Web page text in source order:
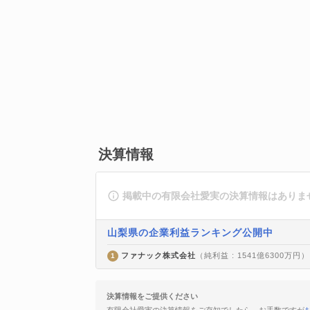
決算情報
掲載中の有限会社愛実の決算情報はありま
山梨県の企業利益ランキング公開中
1 ファナック株式会社 （純利益 : 1541億6300万円）
決算情報をご提供ください